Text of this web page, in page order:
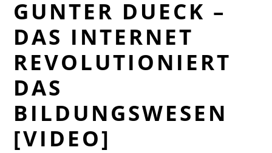
GUNTER DUECK –
DAS INTERNET
REVOLUTIONIERT
DAS
BILDUNGSWESEN
[VIDEO]